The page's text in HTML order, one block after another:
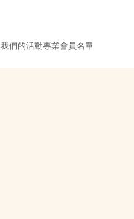
我們的活動專業會員名單